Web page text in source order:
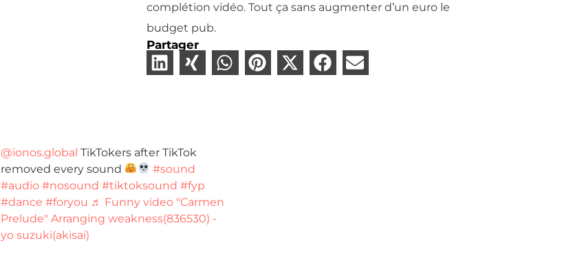
complétion vidéo. Tout ça sans augmenter d’un euro le
budget pub.
Partager
@ionos.global TikTokers after TikTok
removed every sound
#sound
#audio #nosound #tiktoksound #fyp
#dance #foryou ♬ Funny video "Carmen
Prelude" Arranging weakness(836530) -
yo suzuki(akisai)